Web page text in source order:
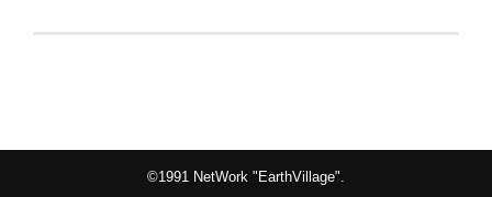
©1991 NetWork "EarthVillage".